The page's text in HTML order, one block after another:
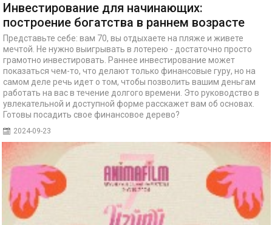
Инвестирование для начинающих:
построение богатства в раннем возрасте
Представьте себе: вам 70, вы отдыхаете на пляже и живете
мечтой. Не нужно выигрывать в лотерею - достаточно просто
грамотно инвестировать. Раннее инвестирование может
показаться чем-то, что делают только финансовые гуру, но на
самом деле речь идет о том, чтобы позволить вашим деньгам
работать на вас в течение долгого времени. Это руководство в
увлекательной и доступной форме расскажет вам об основах.
Готовы посадить свое финансовое дерево?
2024-09-23